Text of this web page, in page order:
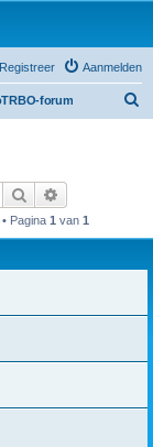
Aanmelden
Registreer
forum
Zoek
Pagina 1 van 1